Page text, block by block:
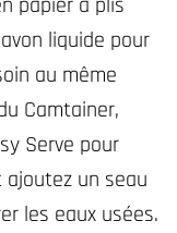
liquide pour
au même
Camtainer,
Serve pour
un seau
les eaux usées.